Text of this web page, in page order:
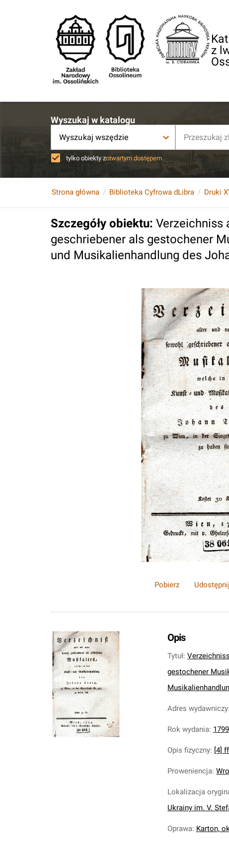
z
Wyszukaj w katalogu
Wyszukaj wszędzie
tylko obiekty zotwartym dostępem
Strona główna Biblioteka Cyfrowa dLibra Druki
Szczegóły obiektu: Verzeichniss
geschriebener als gestochener
und Musikalienhandlung des
Pobierz Udostępnij
Opis
Tytuł:
gestochener
Adres wydawniczy:
Rok wydania: 1799
Opis fizyczny: [4]
Proweniencja:
Lokalizacja
Ukrainy im. V.
Oprawa: Karton,